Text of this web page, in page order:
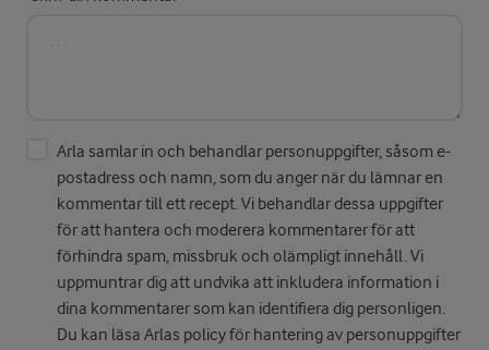
Arla samlar in och behandlar personuppgifter, såsom e-
postadress och namn, som du anger när du lämnar en
kommentar till ett recept. Vi behandlar dessa uppgifter
för att hantera och moderera kommentarer för att
förhindra spam, missbruk och olämpligt innehåll. Vi
uppmuntrar dig att undvika att inkludera information i
dina kommentarer som kan identifiera dig personligen.
Du kan läsa Arlas policy för hantering av personuppgifter